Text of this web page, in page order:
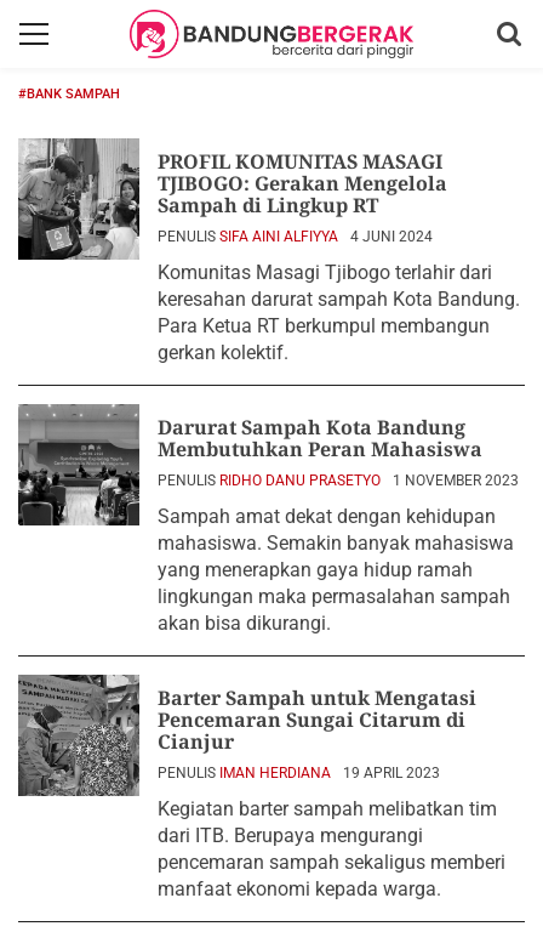
#BANK SAMPAH
PROFIL KOMUNITAS MASAGI
TJIBOGO: Gerakan Mengelola
Sampah di Lingkup RT
PENULIS SIFA AINI ALFIYYA 4 JUNI 2024
Komunitas Masagi Tjibogo terlahir dari
keresahan darurat sampah Kota Bandung.
Para Ketua RT berkumpul membangun
gerkan kolektif.
Darurat Sampah Kota Bandung
Membutuhkan Peran Mahasiswa
PENULIS RIDHO DANU PRASETYO 1 NOVEMBER 2023
Sampah amat dekat dengan kehidupan
mahasiswa. Semakin banyak mahasiswa
yang menerapkan gaya hidup ramah
lingkungan maka permasalahan sampah
akan bisa dikurangi.
Barter Sampah untuk Mengatasi
Pencemaran Sungai Citarum di
Cianjur
PENULIS IMAN HERDIANA 19 APRIL 2023
Kegiatan barter sampah melibatkan tim
dari ITB. Berupaya mengurangi
pencemaran sampah sekaligus memberi
manfaat ekonomi kepada warga.